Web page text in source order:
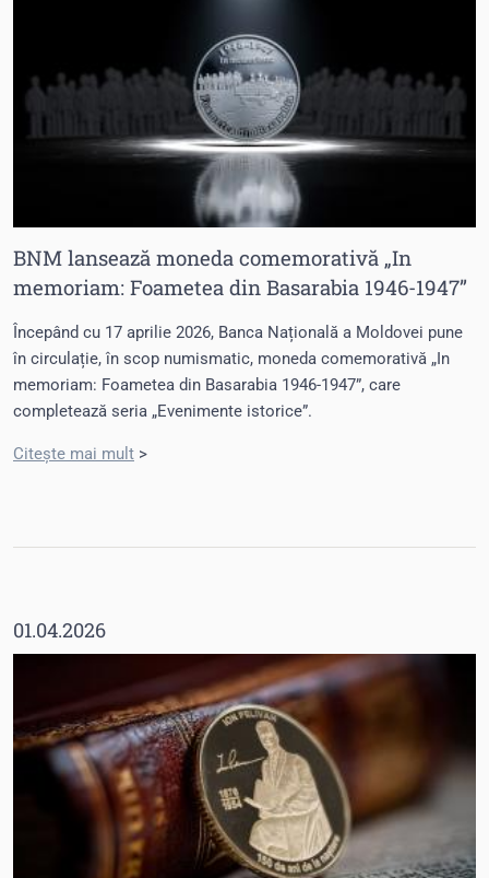
BNM lansează moneda comemorativă „In
memoriam: Foametea din Basarabia 1946-1947”
Începând cu 17 aprilie 2026, Banca Națională a Moldovei pune
în circulație, în scop numismatic, moneda comemorativă „In
memoriam: Foametea din Basarabia 1946-1947”, care
completează seria „Evenimente istorice”.
Citește mai mult >
01.04.2026